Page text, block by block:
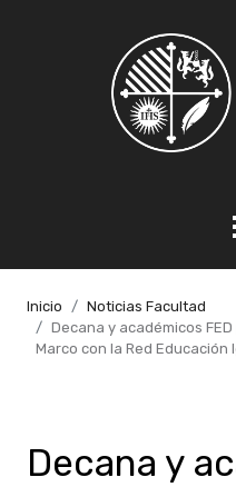
Inicio
Noticias Facultad
Decana y académicos
Marco con la Red Educación
Decana y